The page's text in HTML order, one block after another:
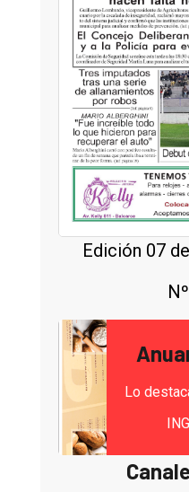
Edición 07
Lo